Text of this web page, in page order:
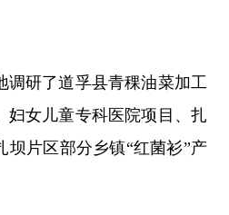
调研了道孚县青稞油菜加工
妇女儿童专科医院项目 、扎
坝片区部分乡镇“红菌衫”产